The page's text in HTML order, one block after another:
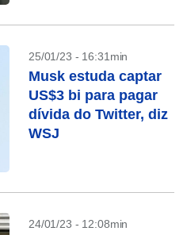
25/01/23 - 16:31min
Musk estuda captar
US$3 bi para pagar
dívida do Twitter, diz
WSJ
24/01/23 - 12:08min